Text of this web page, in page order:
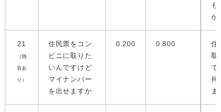
も
か
21
（雑
音あ
り）
住民票をコン
ビニに取りた
いんですけど
マイナンバー
を出せますか
0.200 0.800
住
取
で
何
ま